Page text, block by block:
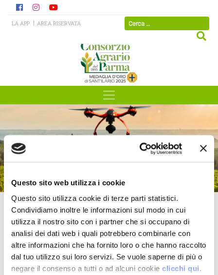
Questo sito web utilizza i cookie
Questo sito utilizza cookie di terze parti statistici.
Condividiamo inoltre le informazioni sul modo in cui
utilizza il nostro sito con i partner che si occupano di
analisi dei dati web i quali potrebbero combinarle con
altre informazioni che ha fornito loro o che hanno raccolto
dal tuo utilizzo sui loro servizi. Se vuole saperne di più o
negare il consenso a tutti o ad alcuni cookie clicchi qui.
LA APP AREA RISERVATA
News ed Eventi
Magazzini di stagionatura
HOME /NEWS ED EVENTI
Tutte le news
Nessuna news ancora pubblicata.